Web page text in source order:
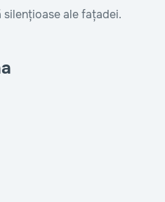
ale fațadei.